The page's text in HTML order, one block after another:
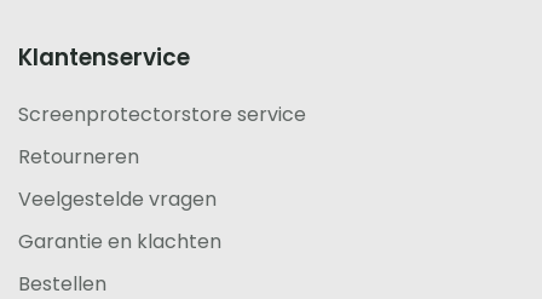
Klantenservice
Screenprotectorstore service
Retourneren
Veelgestelde vragen
Garantie en klachten
Bestellen